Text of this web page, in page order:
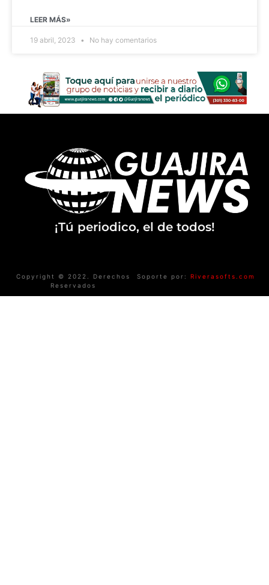
LEER MÁS»
19 abril, 2023 No hay comentarios
¡Tú periodico, el de todos!
Copyright © 2022. Derechos
Reservados
Soporte por: Riverasofts.com